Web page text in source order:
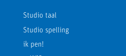
Studio taal
Studio spelling
ik pen!